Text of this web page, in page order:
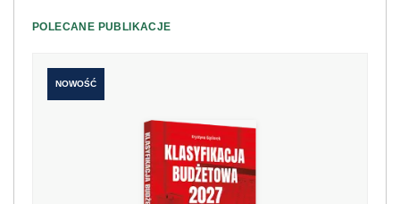
POLECANE PUBLIKACJE
NOWOŚĆ